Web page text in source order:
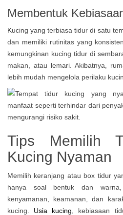
Membentuk
Kucing yang terbiasa tidur di satu
dan memiliki rutinitas yang
kemungkinan kucing tidur di
makan, atau lemari. Akibatnya,
lebih mudah mengelola perilaku
Tips Memilih
Kucing Nyaman
Memilih keranjang atau box tidur
hanya soal bentuk dan
kenyamanan, keamanan, dan
kucing. Usia kucing , kebiasaan